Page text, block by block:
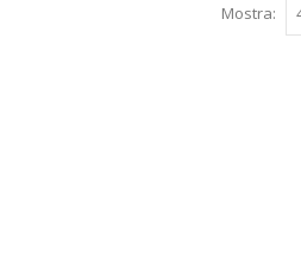
Mostra: